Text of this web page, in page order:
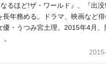
るほど!ザ・ワールド』、『出没
長年務める。ドラマ、映画など
優・うつみ宮土理。2015年4月、